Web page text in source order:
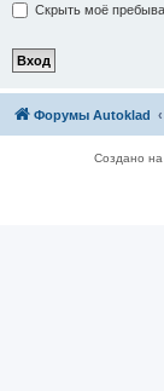
Скрыть моё
Форумы Autoklad
Создано на